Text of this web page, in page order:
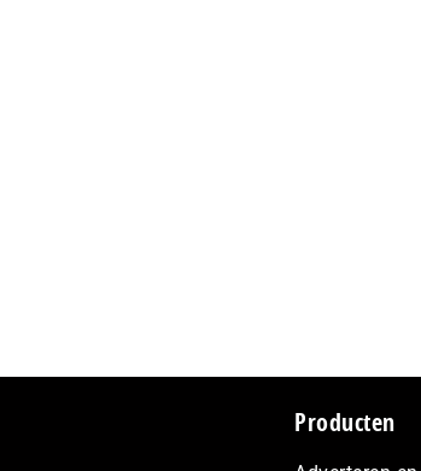
Producten